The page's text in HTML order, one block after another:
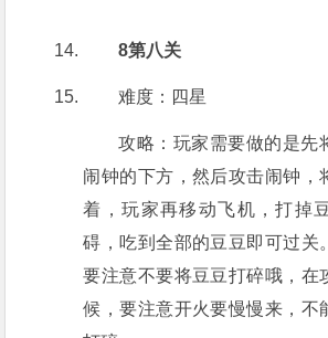
8第八关
难度：四星
攻略：玩家需要做的是先
闹钟的下方，然后攻击闹钟，
着，玩家再移动飞机，打掉
碍，吃到全部的豆豆即可过关
要注意不要将豆豆打碎哦，在
候，要注意开火要慢慢来，不